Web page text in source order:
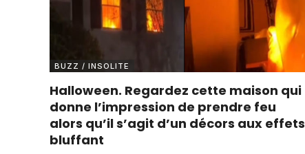
BUZZ / INSOLITE
Halloween. Regardez cette maison qui
donne l’impression de prendre feu
alors qu’il s’agit d’un décors aux effets
bluffant